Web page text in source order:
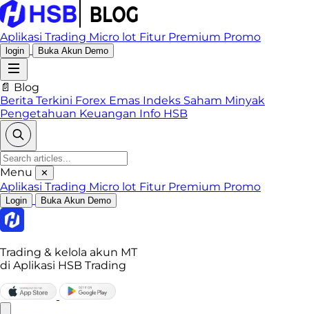
Aplikasi Trading Micro lot Fitur Premium Promo
login Buka Akun Demo
📄 Blog
Berita Terkini Forex Emas Indeks Saham Minyak
Pengetahuan Keuangan Info HSB
Menu ✕
Aplikasi Trading Micro lot Fitur Premium Promo
Login Buka Akun Demo
Trading & kelola akun MT
di Aplikasi HSB Trading